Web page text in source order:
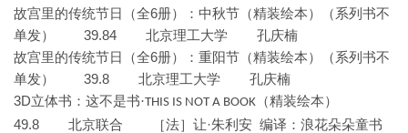
故宫里的传统节日（全6册）：中秋节（精装绘本）（系列书不
单发）
39.84 北京理工大学 孔庆楠
故宫里的传统节日（全6册）：重阳节（精装绘本）（系列书不
单发）
39.8 北京理工大学 孔庆楠
3D立体书：这不是书·THIS IS NOT A BOOK （精装绘本）
49.8 北京联合 ［法］让·朱利安 编译：浪花朵朵童书